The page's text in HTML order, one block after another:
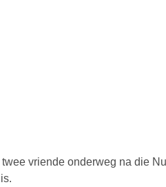
vriende onderweg na die